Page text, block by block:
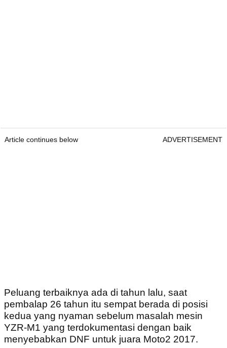
Article continues below ADVERTISEMENT
Peluang terbaiknya ada di tahun lalu, saat
pembalap 26 tahun itu sempat berada di posisi
kedua yang nyaman sebelum masalah mesin
YZR-M1 yang terdokumentasi dengan baik
menyebabkan DNF untuk juara Moto2 2017.